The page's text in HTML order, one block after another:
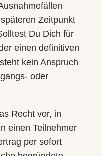
Zeitpunkt
Du Dich für
einen definitiven
kein Anspruch
oder
Recht vor, in
einen Teilnehmer
per sofort